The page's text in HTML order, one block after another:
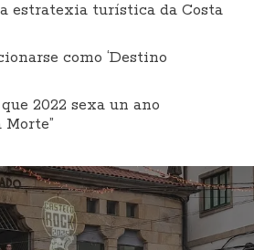
estratexia turística da Costa
como ‘Destino
2022 sexa un ano